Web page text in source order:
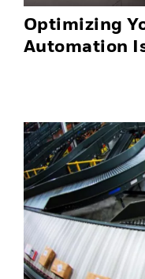
Optimizing
Automation